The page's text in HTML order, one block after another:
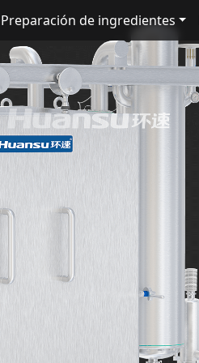
Preparación de ingredientes